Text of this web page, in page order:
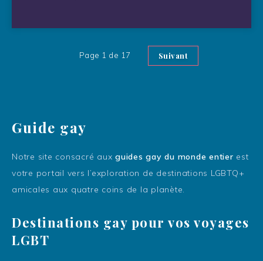
Page 1 de 17 Suivant
Guide gay
Notre site consacré aux guides gay du monde entier est
votre portail vers l’exploration de destinations LGBTQ+
amicales aux quatre coins de la planète.
Destinations gay pour vos voyages
LGBT